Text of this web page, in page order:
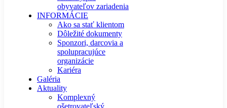
obyvateľov zariadenia
INFORMÁCIE
Ako sa stať klientom
Dôležité dokumenty
Sponzori, darcovia a
spolupracujúce
organizácie
Kariéra
Galéria
Aktuality
Komplexný
ošetrovateľský